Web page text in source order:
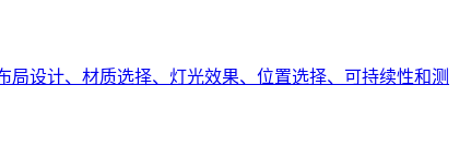
设计、材质选择、灯光效果、位置选择、可持续性和测